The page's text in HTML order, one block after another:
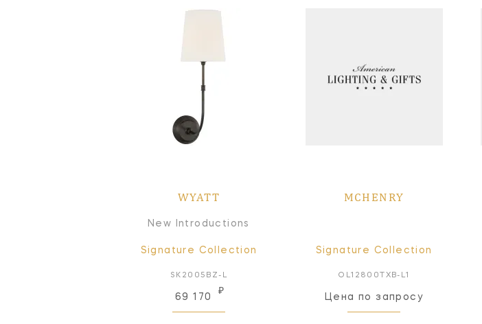
WYATT
New Introductions
Signature Collection
SK2005BZ-L
69 170
₽
MCHENRY
Signature Collection
OL12800TXB-L1
Цена по запросу